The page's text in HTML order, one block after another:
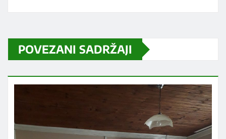
POVEZANI SADRŽAJI